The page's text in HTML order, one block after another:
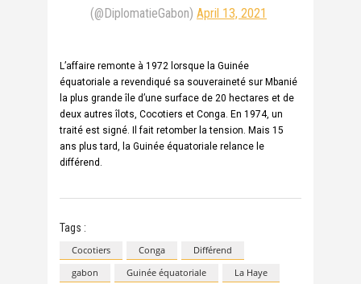
(@DiplomatieGabon) April 13, 2021
L’affaire remonte à 1972 lorsque la Guinée
équatoriale a revendiqué sa souveraineté sur Mbanié
la plus grande île d’une surface de 20 hectares et de
deux autres îlots, Cocotiers et Conga. En 1974, un
traité est signé. Il fait retomber la tension. Mais 15
ans plus tard, la Guinée équatoriale relance le
différend.
Tags :
Cocotiers Conga
Différend
gabon
Guinée équatoriale
La Haye